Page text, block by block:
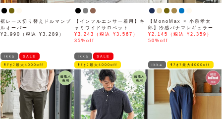
裾レース切り替えドルマンプ
ルオーバー
¥2,990（税込 ¥3,289）
【インフルエンサー着用】キ
ャミワイドサロペット
¥3,243（税込 ¥3,567）
35%off
【MonoMax × 小泉孝太
郎】冷感パナマレギュラーカ
ラー半袖シャツ「小泉孝太郎
さん着用モデル」
¥2,145（税込 ¥2,359）
50%off
ikka SALE
ﾓｱｵﾌ最大4000off
ikka SALE
ﾓｱｵﾌ最大4000off ikka ﾓｱｵﾌ最大4000off